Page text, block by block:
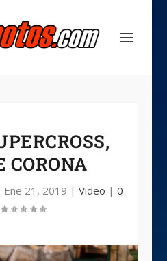
CORONA
Ene 21, 2019 |Video |0